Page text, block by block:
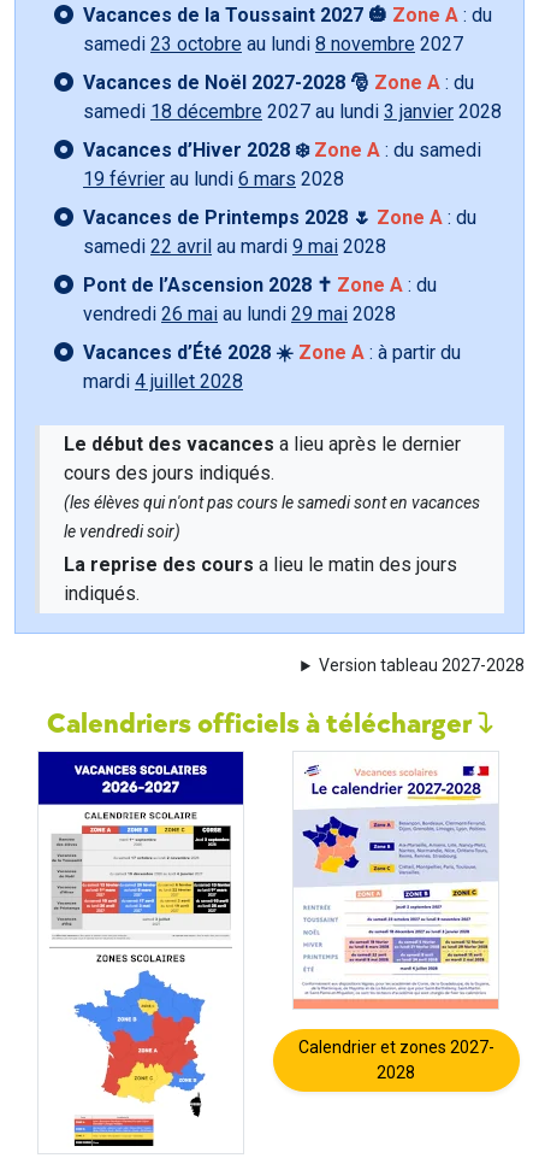
Vacances de la Toussaint 2027 🎃 Zone A : du
samedi 23 octobre au lundi 8 novembre 2027
Vacances de Noël 2027-2028 🎅 Zone A : du
samedi 18 décembre 2027 au lundi 3 janvier 2028
Vacances d’Hiver 2028 ❄️ Zone A : du samedi
19 février au lundi 6 mars 2028
Vacances de Printemps 2028 🌷 Zone A : du
samedi 22 avril au mardi 9 mai 2028
Pont de l’Ascension 2028 ✝️ Zone A : du
vendredi 26 mai au lundi 29 mai 2028
Vacances d’Été 2028 ☀️ Zone A : à partir du
mardi 4 juillet 2028
Le début des vacances a lieu après le dernier
cours des jours indiqués.
(les élèves qui n'ont pas cours le samedi sont en vacances
le vendredi soir)
La reprise des cours a lieu le matin des jours
indiqués.
Version tableau 2027-2028
Calendriers officiels à télécharger
Calendrier et zones 2027-
2028